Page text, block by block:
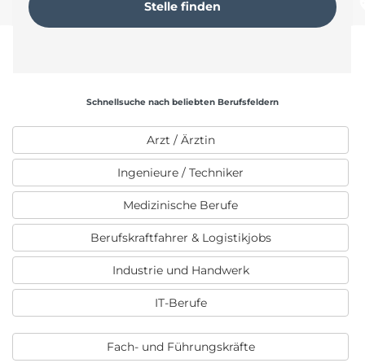
Schnellsuche nach beliebten Berufsfeldern
Arzt / Ärztin
Ingenieure / Techniker
Medizinische Berufe
Berufskraftfahrer & Logistikjobs
Industrie und Handwerk
IT-Berufe
Fach- und Führungskräfte